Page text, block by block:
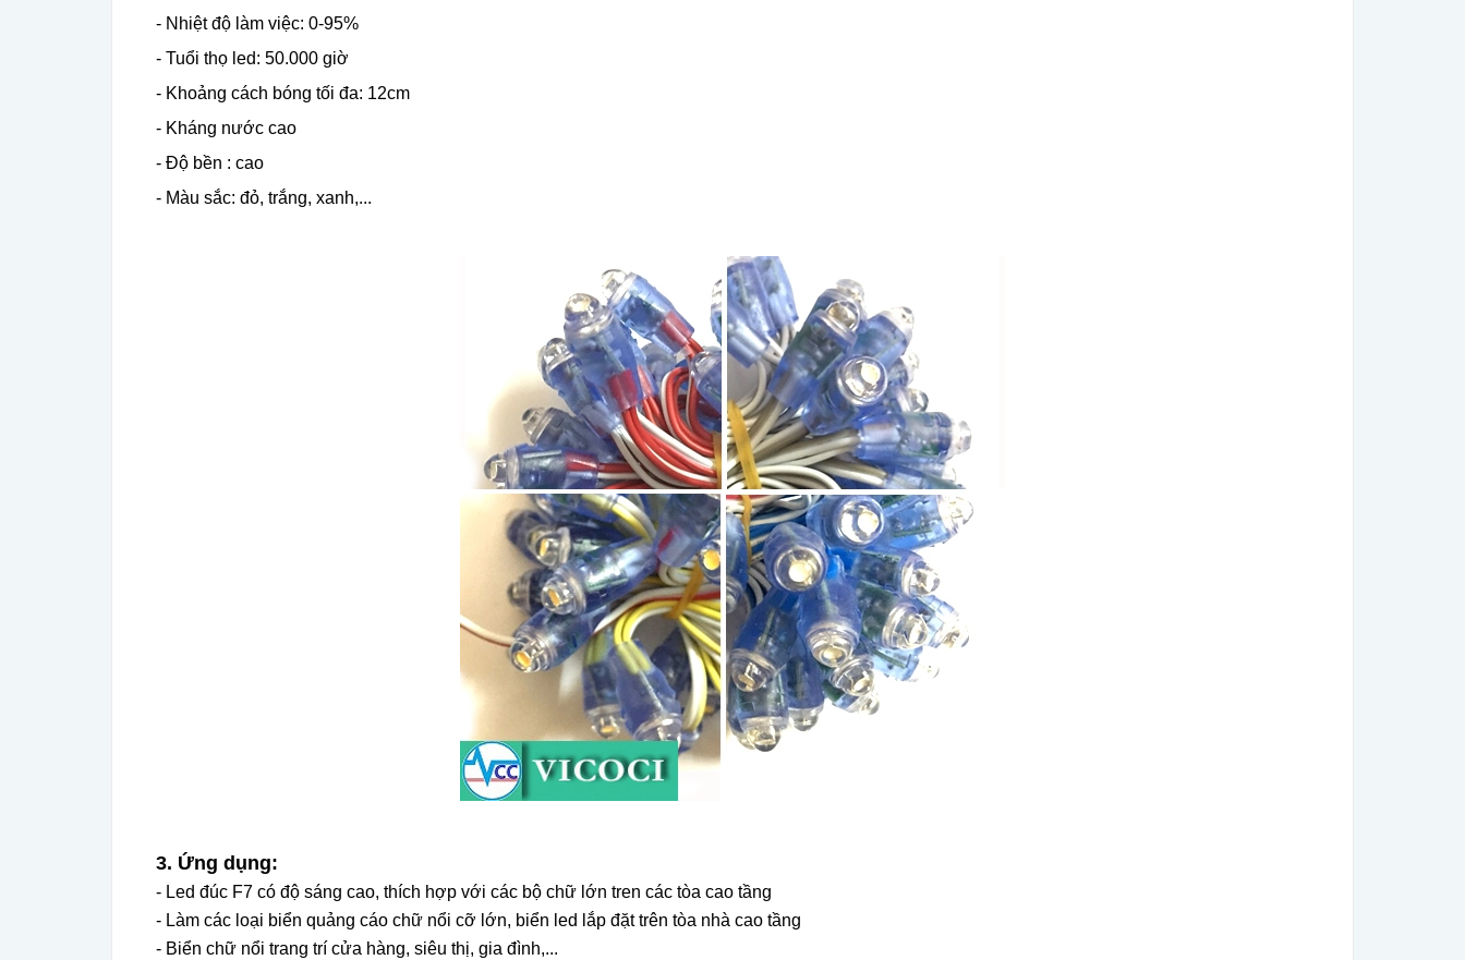
- Nhiệt độ làm việc: 0-95%
- Tuổi thọ led: 50.000 giờ
- Khoảng cách bóng tối đa: 12cm
- Kháng nước cao
- Độ bền : cao
- Màu sắc: đỏ, trắng, xanh,...
3. Ứng dụng:
- Led đúc F7 có độ sáng cao, thích hợp với các bộ chữ lớn tren các tòa cao tầng
- Làm các loại biển quảng cáo chữ nổi cỡ lớn, biển led lắp đặt trên tòa nhà cao tầng
- Biển chữ nổi trang trí cửa hàng, siêu thị, gia đình,...